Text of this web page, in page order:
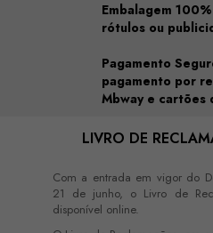
Embalagem
rótulos ou
Pagamento
pagamento por
Mbway e cartões
LIVRO DE
Com a entrada em vigor do
21 de junho, o Livro de
disponível online.